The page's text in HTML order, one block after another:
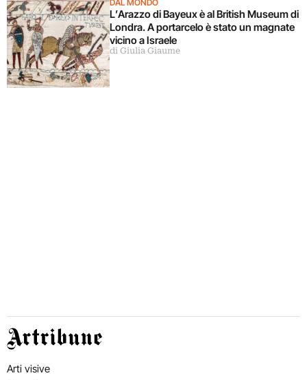
DAL MONDO
L’Arazzo di Bayeux è al British Museum di
Londra. A portarcelo è stato un magnate
vicino a Israele
di Giulia Giaume
Artribune
Arti visive